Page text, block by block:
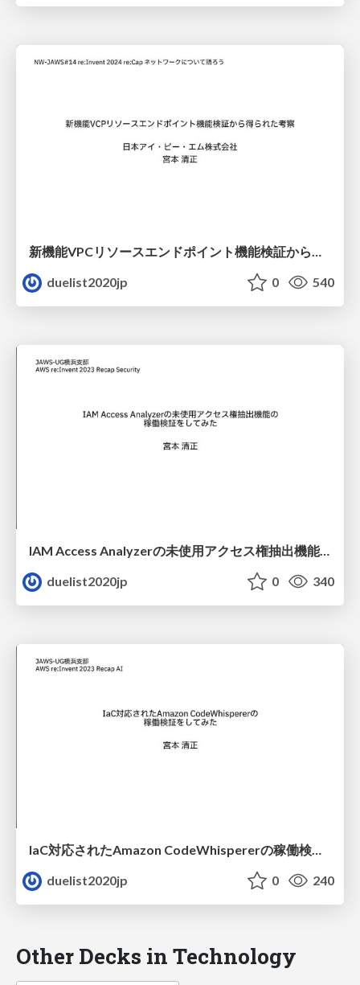
duelist2020jp
0 540
IAM Access Analyzerの未使用アクセス権抽出機能の稼働検証をしてみた
duelist2020jp
0 340
IaC対応されたAmazon CodeWhispererの稼働検証をしてみた
duelist2020jp
0 240
Other Decks in Technology